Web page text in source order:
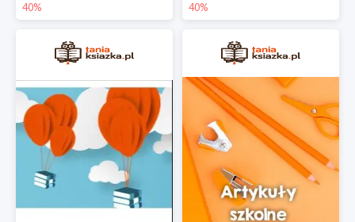
40% 40%